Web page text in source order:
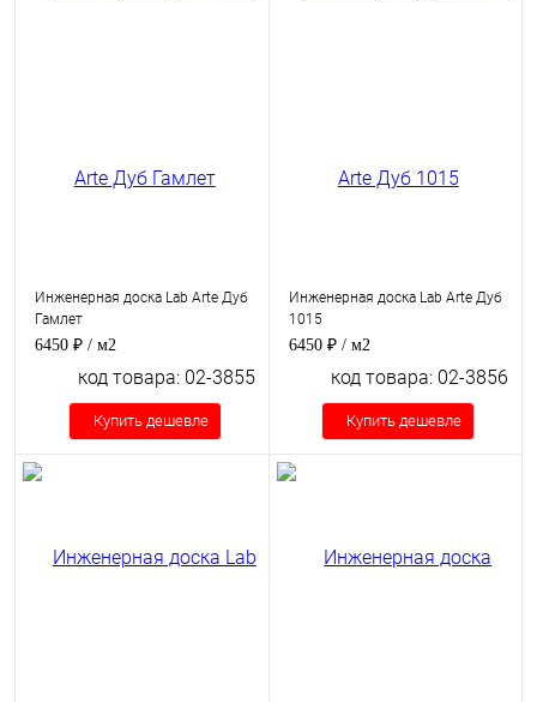
Инженерная доска Lab Arte Дуб
Гамлет
6450 ₽ / м2
код товара: 02-3855
Купить дешевле
Инженерная доска Lab Arte Дуб
1015
6450 ₽ / м2
код товара: 02-3856
Купить дешевле